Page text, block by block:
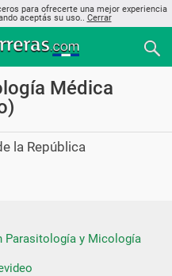
para ofrecerte una mejor experiencia
aceptás su uso.. Cerrar
Médica
la República
Parasitología y Micología